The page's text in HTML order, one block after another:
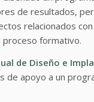
de resultados,
relacionados
formativo.
de Diseño e
de apoyo a un